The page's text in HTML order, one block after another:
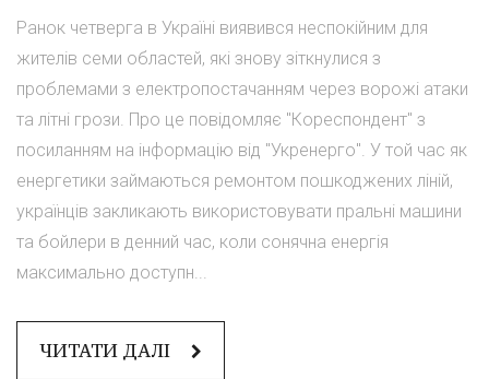
Ранок четверга в Україні виявився неспокійним для
жителів семи областей, які знову зіткнулися з
проблемами з електропостачанням через ворожі атаки
та літні грози. Про це повідомляє "Кореспондент" з
посиланням на інформацію від "Укренерго". У той час як
енергетики займаються ремонтом пошкоджених ліній,
українців закликають використовувати пральні машини
та бойлери в денний час, коли сонячна енергія
максимально доступн...
ЧИТАТИ ДАЛІ